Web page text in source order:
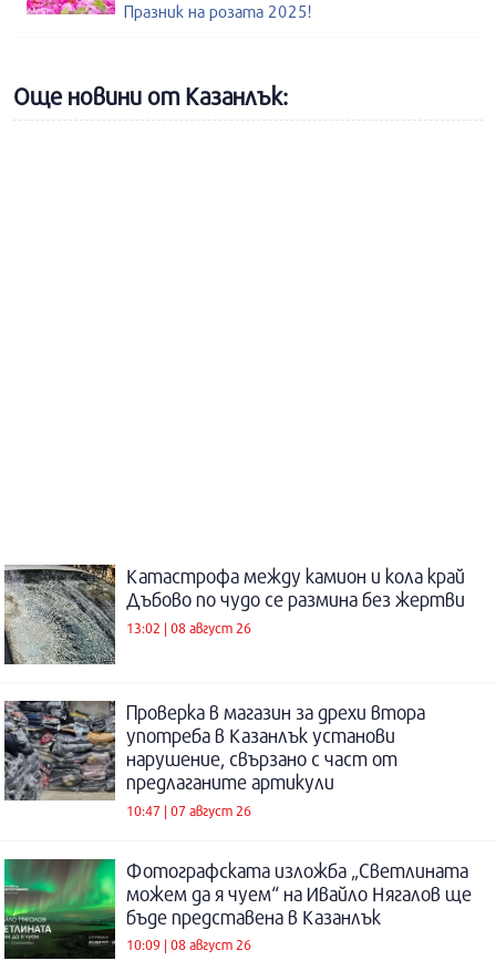
Празник на розата 2025!
Още новини от Казанлък:
Катастрофа между камион и кола край
Дъбово по чудо се размина без жертви
13:02 | 08 август 26
Проверка в магазин за дрехи втора
употреба в Казанлък установи
нарушение, свързано с част от
предлаганите артикули
10:47 | 07 август 26
Фотографската изложба „Светлината
можем да я чуем“ на Ивайло Нягалов ще
бъде представена в Казанлък
10:09 | 08 август 26